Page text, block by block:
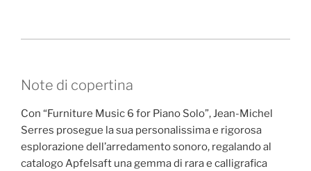
Note di copertina
Con “Furniture Music 6 for Piano Solo”, Jean-Michel
Serres prosegue la sua personalissima e rigorosa
esplorazione dell’arredamento sonoro, regalando al
catalogo Apfelsaft una gemma di rara e calligrafica